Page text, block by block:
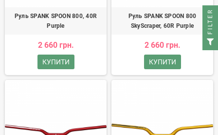
Руль SPANK SPOON 800, 40R
Purple
2 660 грн.
КУПИТИ
Руль SPANK SPOON 800
SkyScraper, 60R Purple
2 660 грн.
КУПИТИ
FILTER